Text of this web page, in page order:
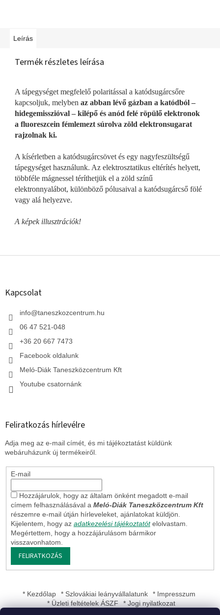
Leírás
Termék részletes leírása
A tápegységet megfelelő polaritással a katódsugárcsőre
kapcsoljuk, melyben az abban lévő gázban a katódból –
hidegemisszióval – kilépő és anód felé röpülő elektronok
a fluoreszcein fémlemezt súrolva zöld elektronsugarat
rajzolnak ki.
A kísérletben a katódsugárcsövet és egy nagyfeszültségű
tápegységet használunk. Az elektrosztatikus eltérítés helyett,
többféle mágnessel téríthetjük el a zöld színű
elektronnyalábot, különböző pólusaival a katódsugárcső fölé
vagy alá helyezve.
A képek illusztrációk!
L
Kapcsolat
info@taneszkozcentrum.hu
06 47 521-048
+36 20 667 7473
Facebook oldalunk
Meló-Diák Taneszközcentrum Kft
Youtube csatornánk
Feliratkozás hírlevélre
Adja meg az e-mail címét, és mi tájékoztatást küldünk
webáruházunk új termékeiről.
E-mail
Hozzájárulok, hogy az általam önként megadott e-mail
címem felhasználásával a Meló-Diák Taneszközcentrum Kft
részemre e-mail útján hírleveleket, ajánlatokat küldjön.
Kijelentem, hogy az adatkezelési tájékoztatót elolvastam.
Megértettem, hogy a hozzájárulásom bármikor
visszavonhatom.
FELIRATKOZÁS
* Kezdőlap * Szlovákiai leányvállalatunk
* Impresszum
* Üzleti feltételek ÁSZF
* Jogi nyilatkozat